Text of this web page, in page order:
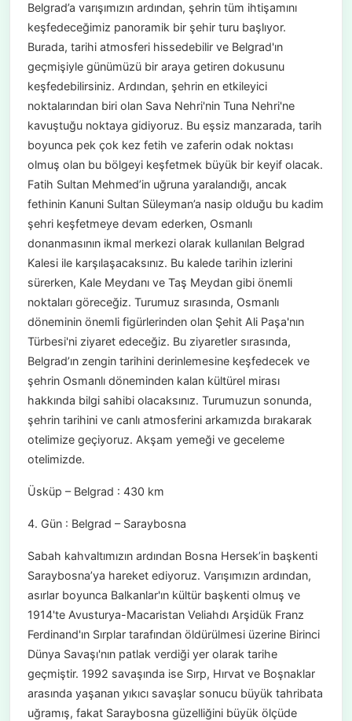
Belgrad’a varışımızın ardından, şehrin tüm ihtişamını
keşfedeceğimiz panoramik bir şehir turu başlıyor.
Burada, tarihi atmosferi hissedebilir ve Belgrad'ın
geçmişiyle günümüzü bir araya getiren dokusunu
keşfedebilirsiniz. Ardından, şehrin en etkileyici
noktalarından biri olan Sava Nehri'nin Tuna Nehri'ne
kavuştuğu noktaya gidiyoruz. Bu eşsiz manzarada, tarih
boyunca pek çok kez fetih ve zaferin odak noktası
olmuş olan bu bölgeyi keşfetmek büyük bir keyif olacak.
Fatih Sultan Mehmed’in uğruna yaralandığı, ancak
fethinin Kanuni Sultan Süleyman’a nasip olduğu bu kadim
şehri keşfetmeye devam ederken, Osmanlı
donanmasının ikmal merkezi olarak kullanılan Belgrad
Kalesi ile karşılaşacaksınız. Bu kalede tarihin izlerini
sürerken, Kale Meydanı ve Taş Meydan gibi önemli
noktaları göreceğiz. Turumuz sırasında, Osmanlı
döneminin önemli figürlerinden olan Şehit Ali Paşa'nın
Türbesi'ni ziyaret edeceğiz. Bu ziyaretler sırasında,
Belgrad’ın zengin tarihini derinlemesine keşfedecek ve
şehrin Osmanlı döneminden kalan kültürel mirası
hakkında bilgi sahibi olacaksınız. Turumuzun sonunda,
şehrin tarihini ve canlı atmosferini arkamızda bırakarak
otelimize geçiyoruz. Akşam yemeği ve geceleme
otelimizde.
Üsküp – Belgrad : 430 km
4. Gün : Belgrad – Saraybosna
Sabah kahvaltımızın ardından Bosna Hersek’in başkenti
Saraybosna’ya hareket ediyoruz. Varışımızın ardından,
asırlar boyunca Balkanlar'ın kültür başkenti olmuş ve
1914'te Avusturya-Macaristan Veliahdı Arşidük Franz
Ferdinand'ın Sırplar tarafından öldürülmesi üzerine Birinci
Dünya Savaşı'nın patlak verdiği yer olarak tarihe
geçmiştir. 1992 savaşında ise Sırp, Hırvat ve Boşnaklar
arasında yaşanan yıkıcı savaşlar sonucu büyük tahribata
uğramış, fakat Saraybosna güzelliğini büyük ölçüde